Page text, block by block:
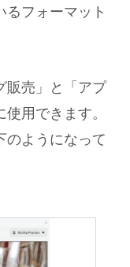
るフォーマット
販売」と「アプ
用できます。
のようになって